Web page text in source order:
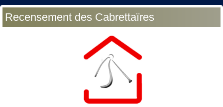
Recensement des Cabrettaïres